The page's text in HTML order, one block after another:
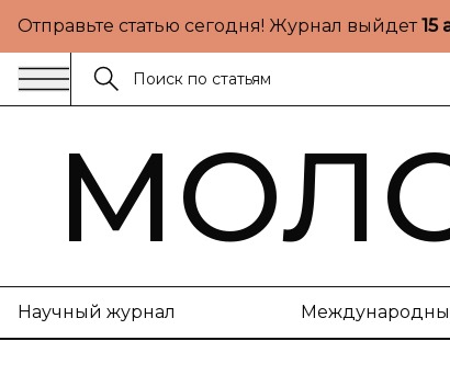
Отправьте статью сегодня! Журнал выйдет15
Научный журнал